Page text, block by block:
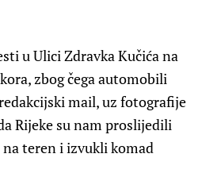
u Ulici Zdravka Kučića na
zbog čega automobili
mail, uz fotografije
Rijeke su nam proslijedili
teren i izvukli komad